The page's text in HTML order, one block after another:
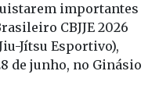
importantes
CBJJE 2026
Jítsu Esportivo),
de junho, no Ginásio